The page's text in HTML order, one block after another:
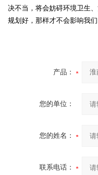
决不当，将会妨碍环境卫生
规划好，那样才不会影响我
产品：
您的单位：
您的姓名：
联系电话：